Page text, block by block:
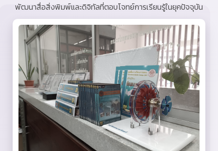
พัฒนาสื่อสิ่งพิมพ์และดิจิทัลที่ตอบโจทย์การเรียนรู้ในยุคปัจจุบัน